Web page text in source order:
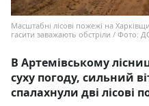
Масштабні лісові пожежі на
гасити заважають обстріли / Фото:
В Артемівському
суху погоду, сильний
спалахнули дві лісові